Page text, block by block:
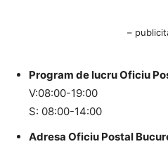
–
Program de lucru Oficiu
V:08:00-19:00
S: 08:00-14:00
Adresa Oficiu Postal